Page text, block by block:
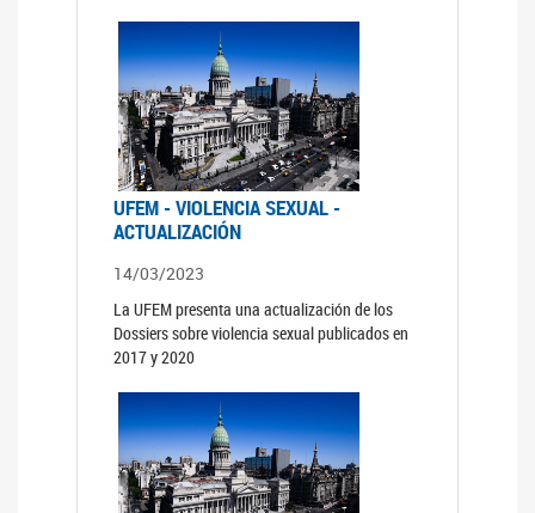
UFEM - VIOLENCIA SEXUAL -
ACTUALIZACIÓN
14/03/2023
La UFEM presenta una actualización de los
Dossiers sobre violencia sexual publicados en
2017 y 2020